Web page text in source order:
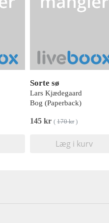
Sorte sø
Lars Kjædegaard
Bog (Paperback)
145 kr ( 170 kr)
Læg i kurv